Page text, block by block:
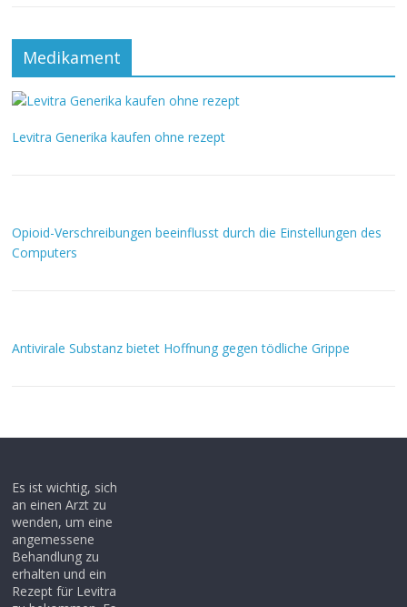
Medikament
Levitra Generika kaufen ohne rezept
Opioid-Verschreibungen beeinflusst durch die Einstellungen des
Computers
Antivirale Substanz bietet Hoffnung gegen tödliche Grippe
Es ist wichtig, sich
an einen Arzt zu
wenden, um eine
angemessene
Behandlung zu
erhalten und ein
Rezept für Levitra